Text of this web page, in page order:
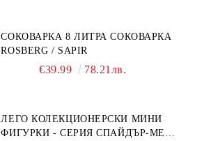
СОКОВАРКА 8 ЛИТРА СОКОВАРКА
ROSBERG / SAPIR
€39.99 78.21лв.
ЛЕГО КОЛЕКЦИОНЕРСКИ МИНИ
ФИГУРКИ - СЕРИЯ СПАЙДЪР-МЕН: